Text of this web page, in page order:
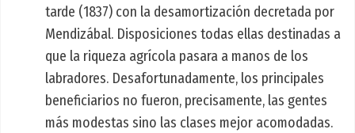
tarde (1837) con la desamortización decretada por
Mendizábal. Disposiciones todas ellas destinadas a
que la riqueza agrícola pasara a manos de los
labradores. Desafortunadamente, los principales
beneficiarios no fueron, precisamente, las gentes
más modestas sino las clases mejor acomodadas.